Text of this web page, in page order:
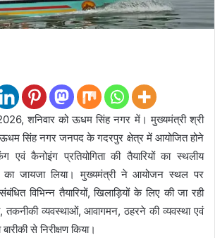
शनिवार को ऊधम सिंह नगर में। मुख्यमंत्री श्री
सिंह नगर जनपद के गदरपुर क्षेत्र में आयोजित होने
एवं कैनोइंग प्रतियोगिता की तैयारियों का स्थलीय
का जायजा लिया। मुख्यमंत्री ने आयोजन स्थल पर
विभिन्न तैयारियों, खिलाड़ियों के लिए की जा रही
तकनीकी व्यवस्थाओं, आवागमन, ठहरने की व्यवस्था एवं
से निरीक्षण किया।